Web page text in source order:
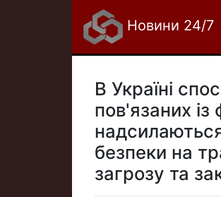
Новини 24/7
В Україні
пов'язаних
безпеки на
загрозу та